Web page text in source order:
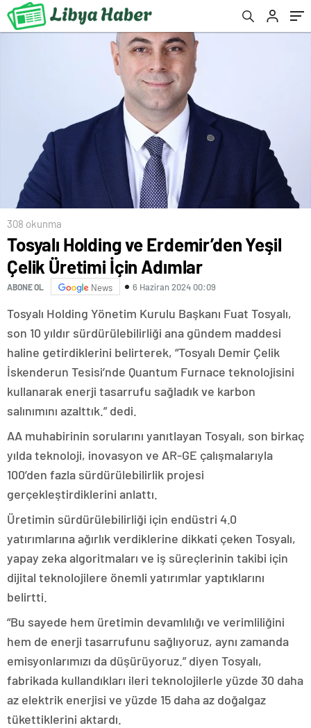
308 okunma
Tosyalı Holding ve Erdemir’den Yeşil
Çelik Üretimi İçin Adımlar
ABONE OL News 6 Haziran 2024 00:09
Tosyalı Holding Yönetim Kurulu Başkanı Fuat Tosyalı,
son 10 yıldır sürdürülebilirliği ana gündem maddesi
haline getirdiklerini belirterek, “Tosyalı Demir Çelik
İskenderun Tesisi’nde Quantum Furnace teknolojisini
kullanarak enerji tasarrufu sağladık ve karbon
salınımını azalttık.” dedi.
AA muhabirinin sorularını yanıtlayan Tosyalı, son birkaç
yılda teknoloji, inovasyon ve AR-GE çalışmalarıyla
100’den fazla sürdürülebilirlik projesi
gerçekleştirdiklerini anlattı.
Üretimin sürdürülebilirliği için endüstri 4.0
yatırımlarına ağırlık verdiklerine dikkati çeken Tosyalı,
yapay zeka algoritmaları ve iş süreçlerinin takibi için
dijital teknolojilere önemli yatırımlar yaptıklarını
belirtti.
“Bu sayede hem üretimin devamlılığı ve verimliliğini
hem de enerji tasarrufunu sağlıyoruz, aynı zamanda
emisyonlarımızı da düşürüyoruz.” diyen Tosyalı,
fabrikada kullandıkları ileri teknolojilerle yüzde 30 daha
az elektrik enerjisi ve yüzde 15 daha az doğalgaz
tükettiklerini aktardı.